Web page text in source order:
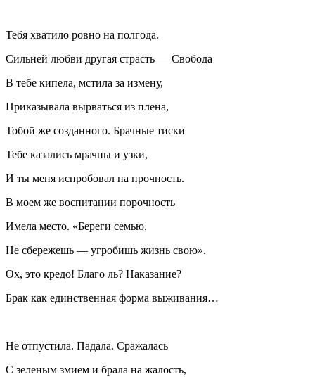
Тебя хватило ровно на полгода.
Сильней любви другая страсть — Свобода
В тебе кипела, мстила за измену,
Приказывала вырваться из плена,
Тобой же созданного. Брачные тиски
Тебе казались мрачны и узки,
И ты меня испробовал на прочность.
В моем же воспитании порочность
Имела место. «Береги семью.
Не сбережешь — угробишь жизнь свою».
Ох, это кредо! Благо ль? Наказание?
Брак как единственная форма выживания…
Не отпустила. Падала. Сражалась
С зеленым змием и брала на жалость,